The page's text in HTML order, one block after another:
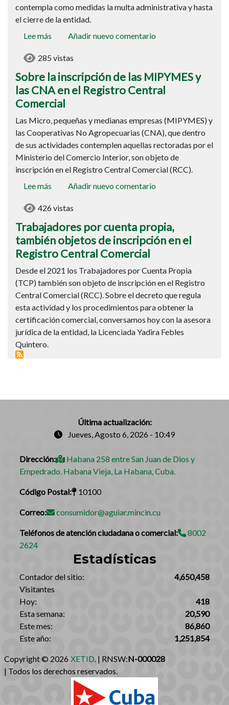
contempla como medidas la multa administrativa y hasta
el cierre de la entidad.
Lee más sobre
la
inscripción
de
las
MIPYMES
y
las
CNA
en
el
Registro
Comercial
Añadir nuevo comentario
285 vistas
Sobre la inscripción de las MIPYMES y
las CNA en el Registro Central
Comercial
Las Micro, pequeñas y medianas empresas (MIPYMES) y
las Cooperativas No Agropecuarias (CNA), que dentro
de sus actividades contemplen aquellas rectoradas por el
Ministerio del Comercio Interior, son objeto de
inscripción en el Registro Central Comercial (RCC).
Lee más sobre
por
cuenta
propia,
también
objetos
de
inscripción
en
el
Registro
Central
Añadir nuevo comentario
426 vistas
Trabajadores por cuenta propia,
también objetos de inscripción en el
Registro Central Comercial
Desde el 2021 los Trabajadores por Cuenta Propia
(TCP) también son objeto de inscripción en el Registro
Central Comercial (RCC). Sobre el decreto que regula
esta actividad y los procedimientos para obtener la
certificación comercial, conversamos hoy con la asesora
jurídica de la entidad, la Licenciada Yadira Febles
Quintero.
Última actualización:
Jueves, Agosto 6, 2026 - 10:49
Dirección:
Habana 258 entre San Juan de Dios y
Empedrado. Habana Vieja, La Habana, Cuba.
Código Postal: 10100
Correo: consumidor@aguiar.mincin.cu
Teléfonos de atención ciudadana o comercial:
8002
2624
Estadísticas
‎Contador del sitio:‎
4,650,458
Visitantes
Hoy:
418
Esta semana:
20,590
Este mes:
86,860
Este año:
1,251,854
Copyright © 2026 XETID . | RNSW:N-000028
| Todos los derechos reservados.‎